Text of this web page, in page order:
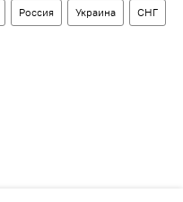
Россия Украина СНГ